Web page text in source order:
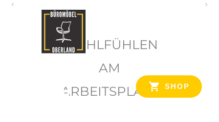
SHOP
WOHLFÜHLEN
AM
ARBEITSPLATZ